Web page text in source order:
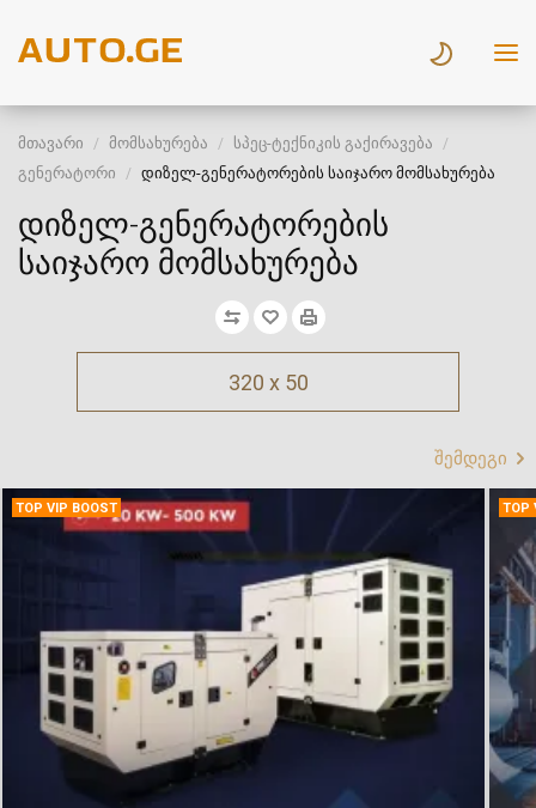
მთავარი მომსახურება
სპეც-ტექნიკის გაქირავება
გენერატორი
დიზელ-გენერატორების საიჯარო მომსახურება
დიზელ-გენერატორების
საიჯარო მომსახურება
320 x 50
შემდეგი
TOP VIP BOOST TOP